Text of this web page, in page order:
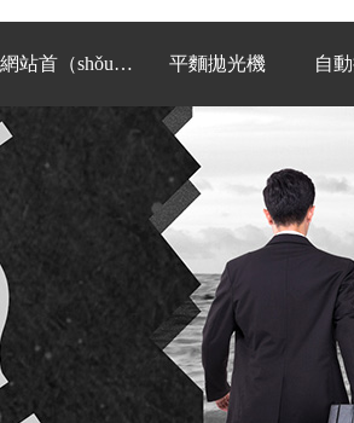
網站首（shǒu）頁 平麵拋光機 自